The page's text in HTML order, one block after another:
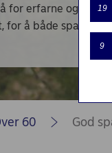
finansieringsbevis
for erfarne og
for å både spare og
60 God
19
9